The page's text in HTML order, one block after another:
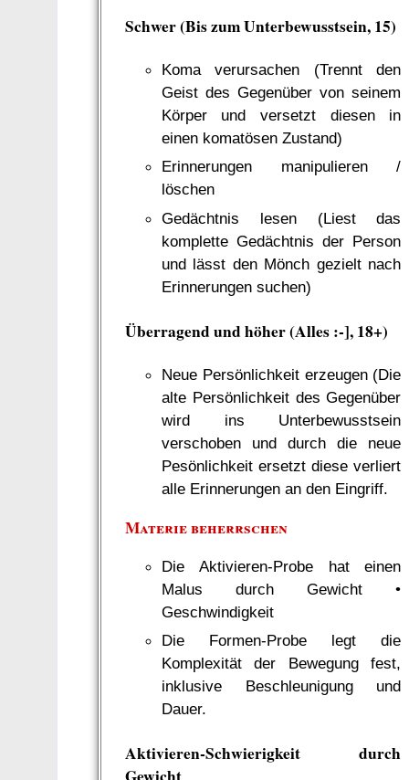
Schwer (Bis zum Unterbewusstsein, 15)
Koma verursachen (Trennt den
Geist des Gegenüber von seinem
Körper und versetzt diesen in
einen komatösen Zustand)
Erinnerungen manipulieren /
löschen
Gedächtnis lesen (Liest das
komplette Gedächtnis der Person
und lässt den Mönch gezielt nach
Erinnerungen suchen)
Überragend und höher (Alles :-], 18+)
Neue Persönlichkeit erzeugen (Die
alte Persönlichkeit des Gegenüber
wird ins Unterbewusstsein
verschoben und durch die neue
Pesönlichkeit ersetzt diese verliert
alle Erinnerungen an den Eingriff.
Materie beherrschen
Die Aktivieren-Probe hat einen
Malus durch Gewicht •
Geschwindigkeit
Die Formen-Probe legt die
Komplexität der Bewegung fest,
inklusive Beschleunigung und
Dauer.
Aktivieren-Schwierigkeit durch